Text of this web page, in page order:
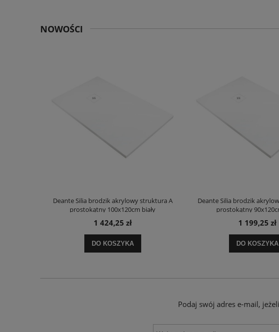
NOWOŚCI
Deante Silia brodzik akrylowy struktura A
prostokątny 100x120cm biały
1 424,25 zł
DO KOSZYKA
Deante Silia brodzik
prostokątny
1 199,25 zł
DO KOSZYKA
Podaj swój adres e-mail,